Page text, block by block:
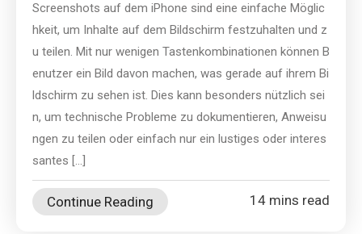
Screenshots auf dem iPhone sind eine einfache Möglic
hkeit, um Inhalte auf dem Bildschirm festzuhalten und z
u teilen. Mit nur wenigen Tastenkombinationen können B
enutzer ein Bild davon machen, was gerade auf ihrem Bi
ldschirm zu sehen ist. Dies kann besonders nützlich sei
n, um technische Probleme zu dokumentieren, Anweisu
ngen zu teilen oder einfach nur ein lustiges oder interes
santes […]
Continue Reading 14 mins read